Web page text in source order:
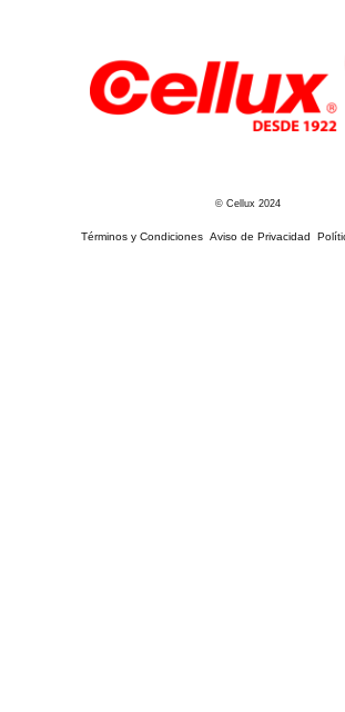
© Cellux 2024
Términos y Condiciones Aviso de Privacidad